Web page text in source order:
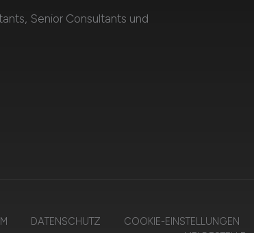
Senior Consultants und
DATENSCHUTZ COOKIE-EINSTELLUNGEN